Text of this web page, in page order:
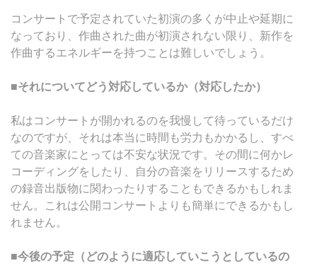
コンサートで予定されていた初演の多くが中止や延期に
なっており、作曲された曲が初演されない限り、新作を
作曲するエネルギーを持つことは難しいでしょう。
■それについてどう対応しているか（対応したか）
私はコンサートが開かれるのを我慢して待っているだけ
なのですが、それは本当に時間も労力もかかるし、すべ
ての音楽家にとっては不安な状況です。その間に何かレ
コーディングをしたり、自分の音楽をリリースするため
の録音出版物に関わったりすることもできるかもしれま
せん。これは公開コンサートよりも簡単にできるかもし
れません。
■今後の予定（どのように適応していこうとしているの